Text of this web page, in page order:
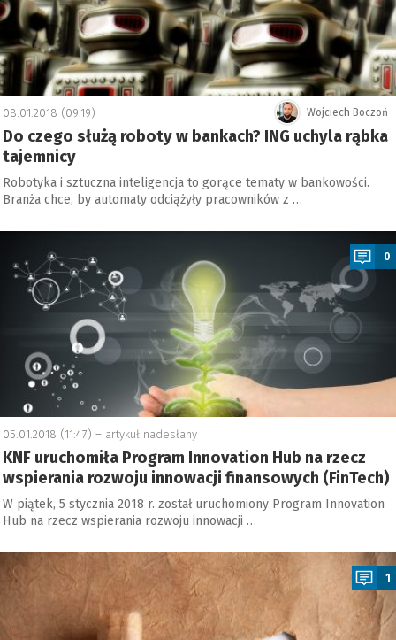
Wojciech Boczoń
08.01.2018 (09:19)
Do czego służą roboty w bankach? ING uchyla rąbka
tajemnicy
Robotyka i sztuczna inteligencja to gorące tematy w bankowości.
Branża chce, by automaty odciążyły pracowników z …
0
05.01.2018 (11:47) – artykuł nadesłany
KNF uruchomiła Program Innovation Hub na rzecz
wspierania rozwoju innowacji finansowych (FinTech)
W piątek, 5 stycznia 2018 r. został uruchomiony Program Innovation
Hub na rzecz wspierania rozwoju innowacji …
1